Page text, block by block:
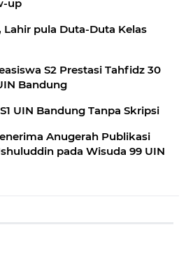
up
pula Duta-Duta Kelas
S2 Prestasi Tahfidz 30
Bandung
UIN Bandung Tanpa Skripsi
Anugerah Publikasi
pada Wisuda 99 UIN